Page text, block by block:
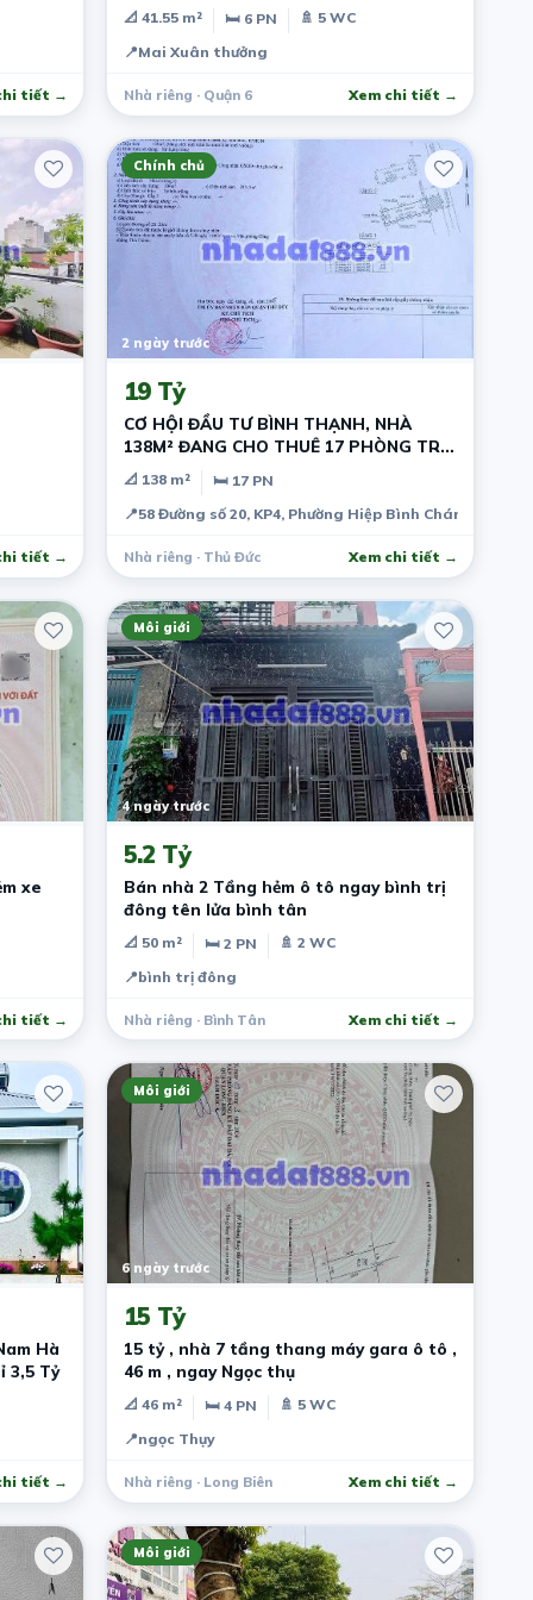
tiết →
📐 41.55 m² 🛏 6 PN
🚿 5 WC
📍Mai Xuân thưởng
Nhà riêng · Quận 6 Xem chi tiết →
tiết →
Chính chủ
2 ngày trước
19 Tỷ
CƠ HỘI ĐẦU TƯ BÌNH THẠNH, NHÀ
138M² ĐANG CHO THUÊ 17 PHÒNG TRỌ,
GIÁ CHỈ 19 TỶ
📐 138 m²
🛏 17 PN
📍58 Đường số 20, KP4, Phường Hiệp Bình Chánh, Quận
Nhà riêng · Thủ Đức Xem chi tiết →
xe
tiết →
Môi giới
4 ngày trước
5.2 Tỷ
Bán nhà 2 Tầng hẻm ô tô ngay bình trị
đông tên lửa bình tân
📐 50 m² 🛏 2 PN
🚿 2 WC
📍bình trị đông
Nhà riêng · Bình Tân Xem chi tiết →
Hà
3,5 Tỷ
tiết →
Môi giới
6 ngày trước
15 Tỷ
15 tỷ , nhà 7 tầng thang máy gara ô tô ,
46 m , ngay Ngọc thụ
📐 46 m² 🛏 4 PN
🚿 5 WC
📍ngọc Thụy
Nhà riêng · Long Biên Xem chi tiết →
Môi giới